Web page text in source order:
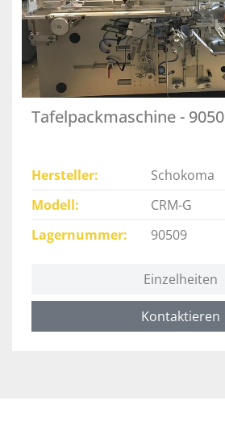
Tafelpackmaschine -
Hersteller
Schokoma
Modell
CRM-G
Lagernummer
90509
Einzelheiten
Kontaktieren